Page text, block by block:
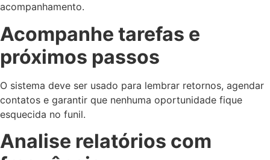
acompanhamento.
Acompanhe tarefas e
próximos passos
O sistema deve ser usado para lembrar retornos, agendar
contatos e garantir que nenhuma oportunidade fique
esquecida no funil.
Analise relatórios com